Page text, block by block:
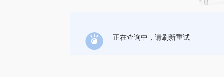
正在查询中，请刷新重试